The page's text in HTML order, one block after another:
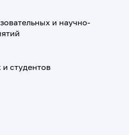
и научно-
студентов